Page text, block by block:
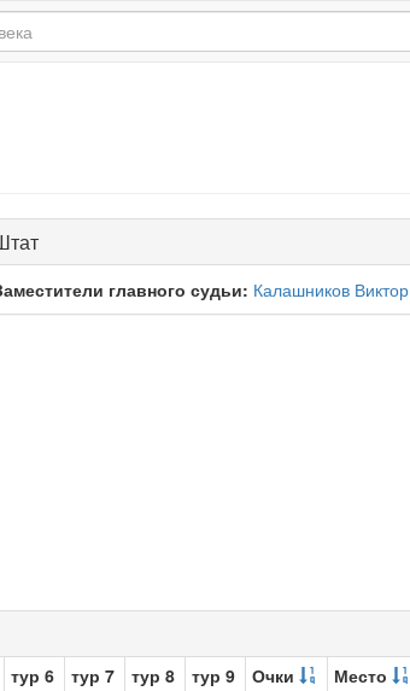
главного судьи: Калашников Виктор
тур 6 тур 7 тур 8 тур 9 Очки Место